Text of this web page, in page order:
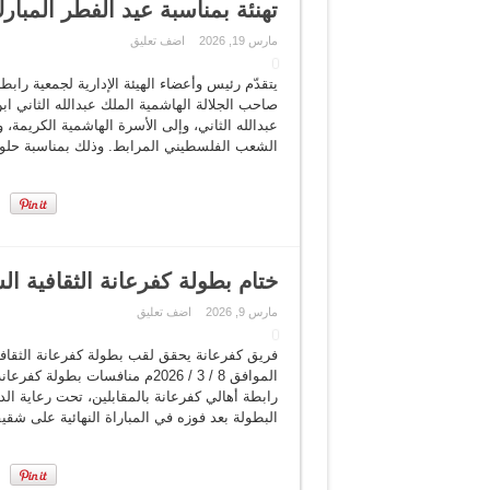
تهنئة بمناسبة عيد الفطر المبارك
مارس 19, 2026 اضف تعليق
يتقدّم رئيس وأعضاء الهيئة الإدارية لجمعية
صاحب الجلالة الهاشمية الملك عبدالله
عبدالله الثاني، وإلى الأسرة الهاشمية
الشعب الفلسطيني المرابط. وذلك بمناسبة
ختام بطولة كفرعانة الثقافية
مارس 9, 2026 اضف تعليق
الموافق 8 / 3 / 2026م منافسات
رابطة أهالي كفرعانة بالمقابلين، تحت
البطولة بعد فوزه في المباراة النهائية على